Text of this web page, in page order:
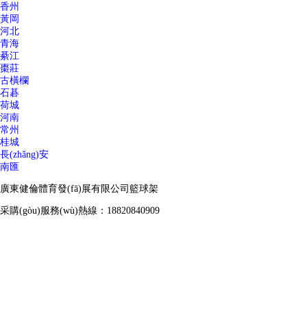
香州
黃岡
河北
青海
綦江
棗莊
古橫欄
石碁
荷城
河南
常州
桂城
長(zhǎng)安
南匯
廣東健倫體育發(fā)展有限公司籃球架
采購(gòu)服務(wù)熱線：18820840909